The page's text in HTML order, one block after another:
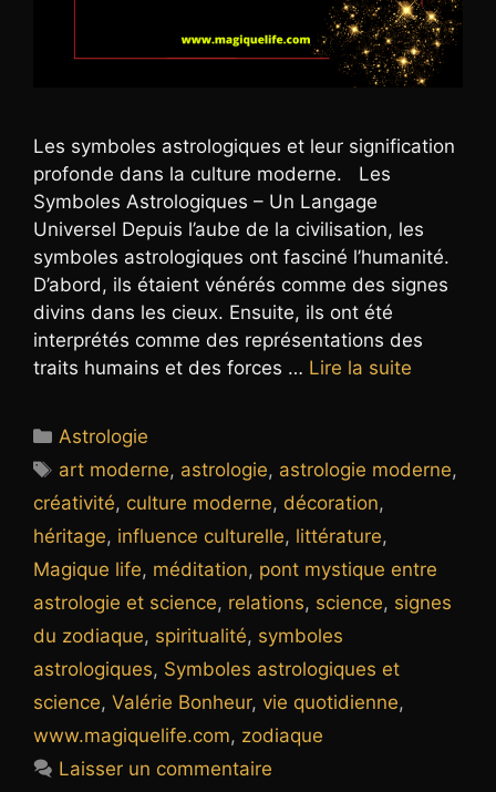
Les symboles astrologiques et leur signification
profonde dans la culture moderne. Les
Symboles Astrologiques – Un Langage
Universel Depuis l’aube de la civilisation, les
symboles astrologiques ont fasciné l’humanité.
D’abord, ils étaient vénérés comme des signes
divins dans les cieux. Ensuite, ils ont été
interprétés comme des représentations des
traits humains et des forces … Lire la suite
Catégories
Astrologie
Étiquettes
art moderne, astrologie, astrologie moderne,
créativité, culture moderne, décoration,
héritage, influence culturelle, littérature,
Magique life, méditation, pont mystique entre
astrologie et science, relations, science, signes
du zodiaque, spiritualité, symboles
astrologiques, Symboles astrologiques et
science, Valérie Bonheur, vie quotidienne,
www.magiquelife.com, zodiaque
Laisser un commentaire